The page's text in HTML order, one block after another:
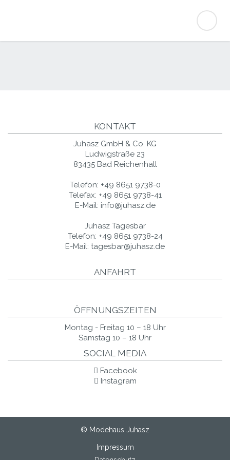
KONTAKT
Juhasz GmbH & Co. KG
Ludwigstraße 23
83435 Bad Reichenhall
Telefon: +49 8651 9738-0
Telefax: +49 8651 9738-41
E-Mail: info@juhasz.de
Juhasz Tagesbar
Telefon: +49 8651 9738-24
E-Mail: tagesbar@juhasz.de
ANFAHRT
ÖFFNUNGSZEITEN
Montag - Freitag 10 – 18 Uhr
Samstag 10 – 18 Uhr
SOCIAL MEDIA
Facebook
Instagram
© Modehaus Juhasz
Impressum